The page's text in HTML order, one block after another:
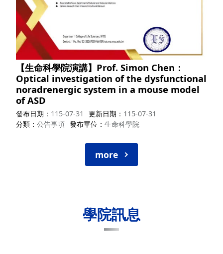
【生命科學院演講】Prof. Simon Chen：
Optical investigation of the dysfunctional
noradrenergic system in a mouse model
of ASD
發布日期 115-07-31 更新日期
115-07-31
分類
公告事項 發布單位 生命科學院
more
學院訊息